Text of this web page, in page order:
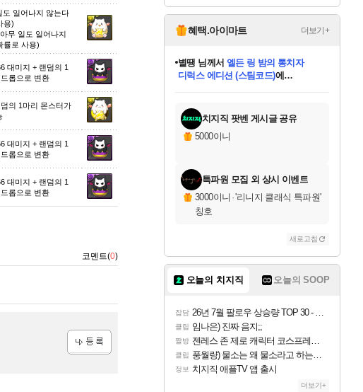
도 일어나지 않는다
용)
무 일도 일어나지
률로 사용)
대미지 + 랜덤의 1
롭으로 변환
덤의 1마리 몬스터가
대미지 + 랜덤의 1
롭으로 변환
대미지 + 랜덤의 1
롭으로 변환
코멘트(0)
혜택.아이마트 더보기+
교환.
별땡 님께서 엘든 링 밤의 통치자
디럭스 에디션 (스팀코드)에
당첨되셨습니다.
당첨되셨습니다.
당첨되셨습니다.
당첨되셨습니다.
당첨되셨습니다.
당첨되셨습니다.
에디션 (스팀코드)를 교환.
당첨되셨습니다.
치지직 팟벤 게시글 공유
5000이니
특파원 모집 외 상시 이벤트
3000이니 ·'리니지 클래식 특파원'
칭호
새로고침
오늘의 치지직 오늘의 SOOP
잡담 26년 7월 팔로우 상승량 TOP 30 - 월간 치지직
클립 임나은) 진짜 음지;;
짤방 젠레스 존 제로 캐릭터 코스프레한 꽁주
클립 풍월량) 물소는 왜 물소라고 하는거야? 아! 그만 ㅋㅋ 알았어 ㅋㅋ
정보 치지직 애플TV 앱 출시
더보기+